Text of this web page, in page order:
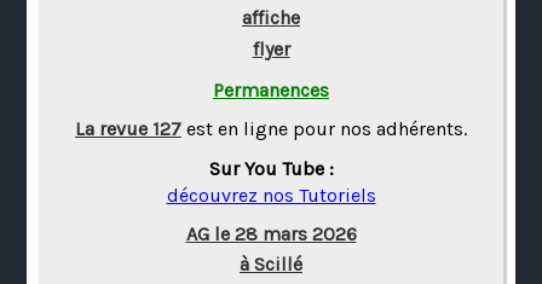
affiche
flyer
Permanences
La revue 127 est en ligne pour nos adhérents.
Sur You Tube :
découvrez nos Tutoriels
AG le 28 mars 2026
à Scillé